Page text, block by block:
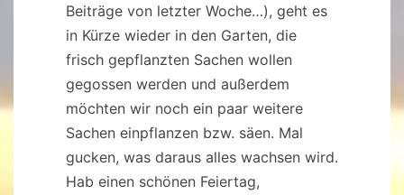
Beiträge von letzter Woche…), geht es
in Kürze wieder in den Garten, die
frisch gepflanzten Sachen wollen
gegossen werden und außerdem
möchten wir noch ein paar weitere
Sachen einpflanzen bzw. säen. Mal
gucken, was daraus alles wachsen wird.
Hab einen schönen Feiertag,